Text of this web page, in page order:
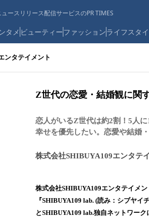
ースリリース配信サービスのPR TIMES
タメ ビューティーファッションライフスタ
ンタテイメント
Z世代の恋愛・結婚観に関
恋人がいるZ世代は約2割！5人
幸せを優先したい。恋愛や結婚
株式会社SHIBUYA109エンタテ
株式会社SHIBUYA109エンタテイメ
『SHIBUYA109 lab. (読み：シブヤ
とSHIBUYA109 lab.独自ネットワー